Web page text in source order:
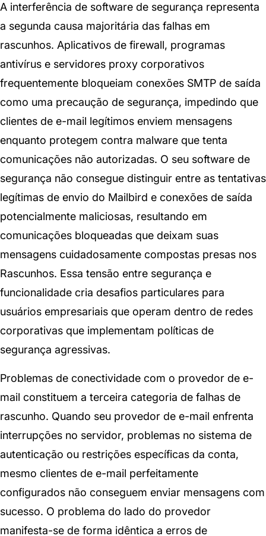
A interferência de software de segurança representa
a segunda causa majoritária das falhas em
rascunhos. Aplicativos de firewall, programas
antivírus e servidores proxy corporativos
frequentemente bloqueiam conexões SMTP de saída
como uma precaução de segurança, impedindo que
clientes de e-mail legítimos enviem mensagens
enquanto protegem contra malware que tenta
comunicações não autorizadas. O seu software de
segurança não consegue distinguir entre as tentativas
legítimas de envio do Mailbird e conexões de saída
potencialmente maliciosas, resultando em
comunicações bloqueadas que deixam suas
mensagens cuidadosamente compostas presas nos
Rascunhos. Essa tensão entre segurança e
funcionalidade cria desafios particulares para
usuários empresariais que operam dentro de redes
corporativas que implementam políticas de
segurança agressivas.
Problemas de conectividade com o provedor de e-
mail constituem a terceira categoria de falhas de
rascunho. Quando seu provedor de e-mail enfrenta
interrupções no servidor, problemas no sistema de
autenticação ou restrições específicas da conta,
mesmo clientes de e-mail perfeitamente
configurados não conseguem enviar mensagens com
sucesso. O problema do lado do provedor
manifesta-se de forma idêntica a erros de